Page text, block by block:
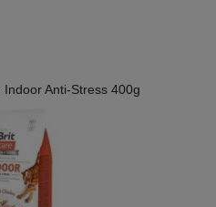
Anti-Stress 400g